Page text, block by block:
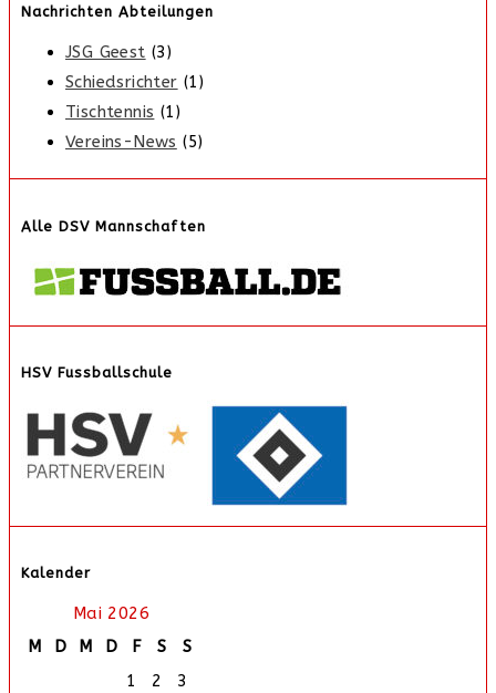
Nachrichten Abteilungen
JSG Geest (3)
Schiedsrichter (1)
Tischtennis (1)
Vereins-News (5)
Alle DSV Mannschaften
HSV Fussballschule
Kalender
Mai 2026
M
D M D F S
S
1
2
3